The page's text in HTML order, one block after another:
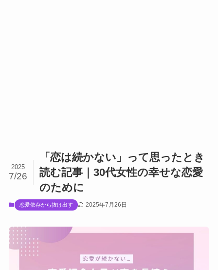
「恋は続かない」って思ったとき
読む記事｜30代女性の幸せな恋愛
のために
2025
7/26
恋愛依存から抜け出す 2025年7月26日